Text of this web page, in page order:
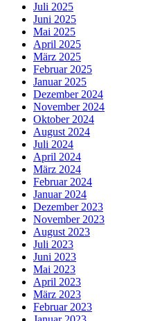
Juli 2025
Juni 2025
Mai 2025
April 2025
März 2025
Februar 2025
Januar 2025
Dezember 2024
November 2024
Oktober 2024
August 2024
Juli 2024
April 2024
März 2024
Februar 2024
Januar 2024
Dezember 2023
November 2023
August 2023
Juli 2023
Juni 2023
Mai 2023
April 2023
März 2023
Februar 2023